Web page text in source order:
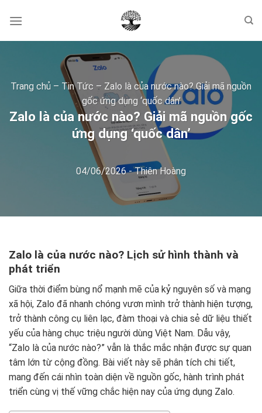
Trang chủ – Tin Tức – Zalo là của nước nào? Giải mã nguồn
gốc ứng dụng ‘quốc dân’
Zalo là của nước nào? Giải mã nguồn gốc
ứng dụng ‘quốc dân’
04/06/2026-Thiên Hoàng
Zalo là của nước nào? Lịch sử hình thành và
phát triển
Giữa thời điểm bùng nổ mạnh mẽ của kỷ nguyên số và mạng
xã hội, Zalo đã nhanh chóng vươn mình trở thành hiện tượng,
trở thành công cụ liên lạc, đàm thoại và chia sẻ dữ liệu thiết
yếu của hàng chục triệu người dùng Việt Nam. Dẫu vậy,
“Zalo là của nước nào?” vẫn là thắc mắc nhận được sự quan
tâm lớn từ cộng đồng. Bài viết này sẽ phân tích chi tiết,
mang đến cái nhìn toàn diện về nguồn gốc, hành trình phát
triển cùng vị thế vững chắc hiện nay của ứng dụng Zalo.